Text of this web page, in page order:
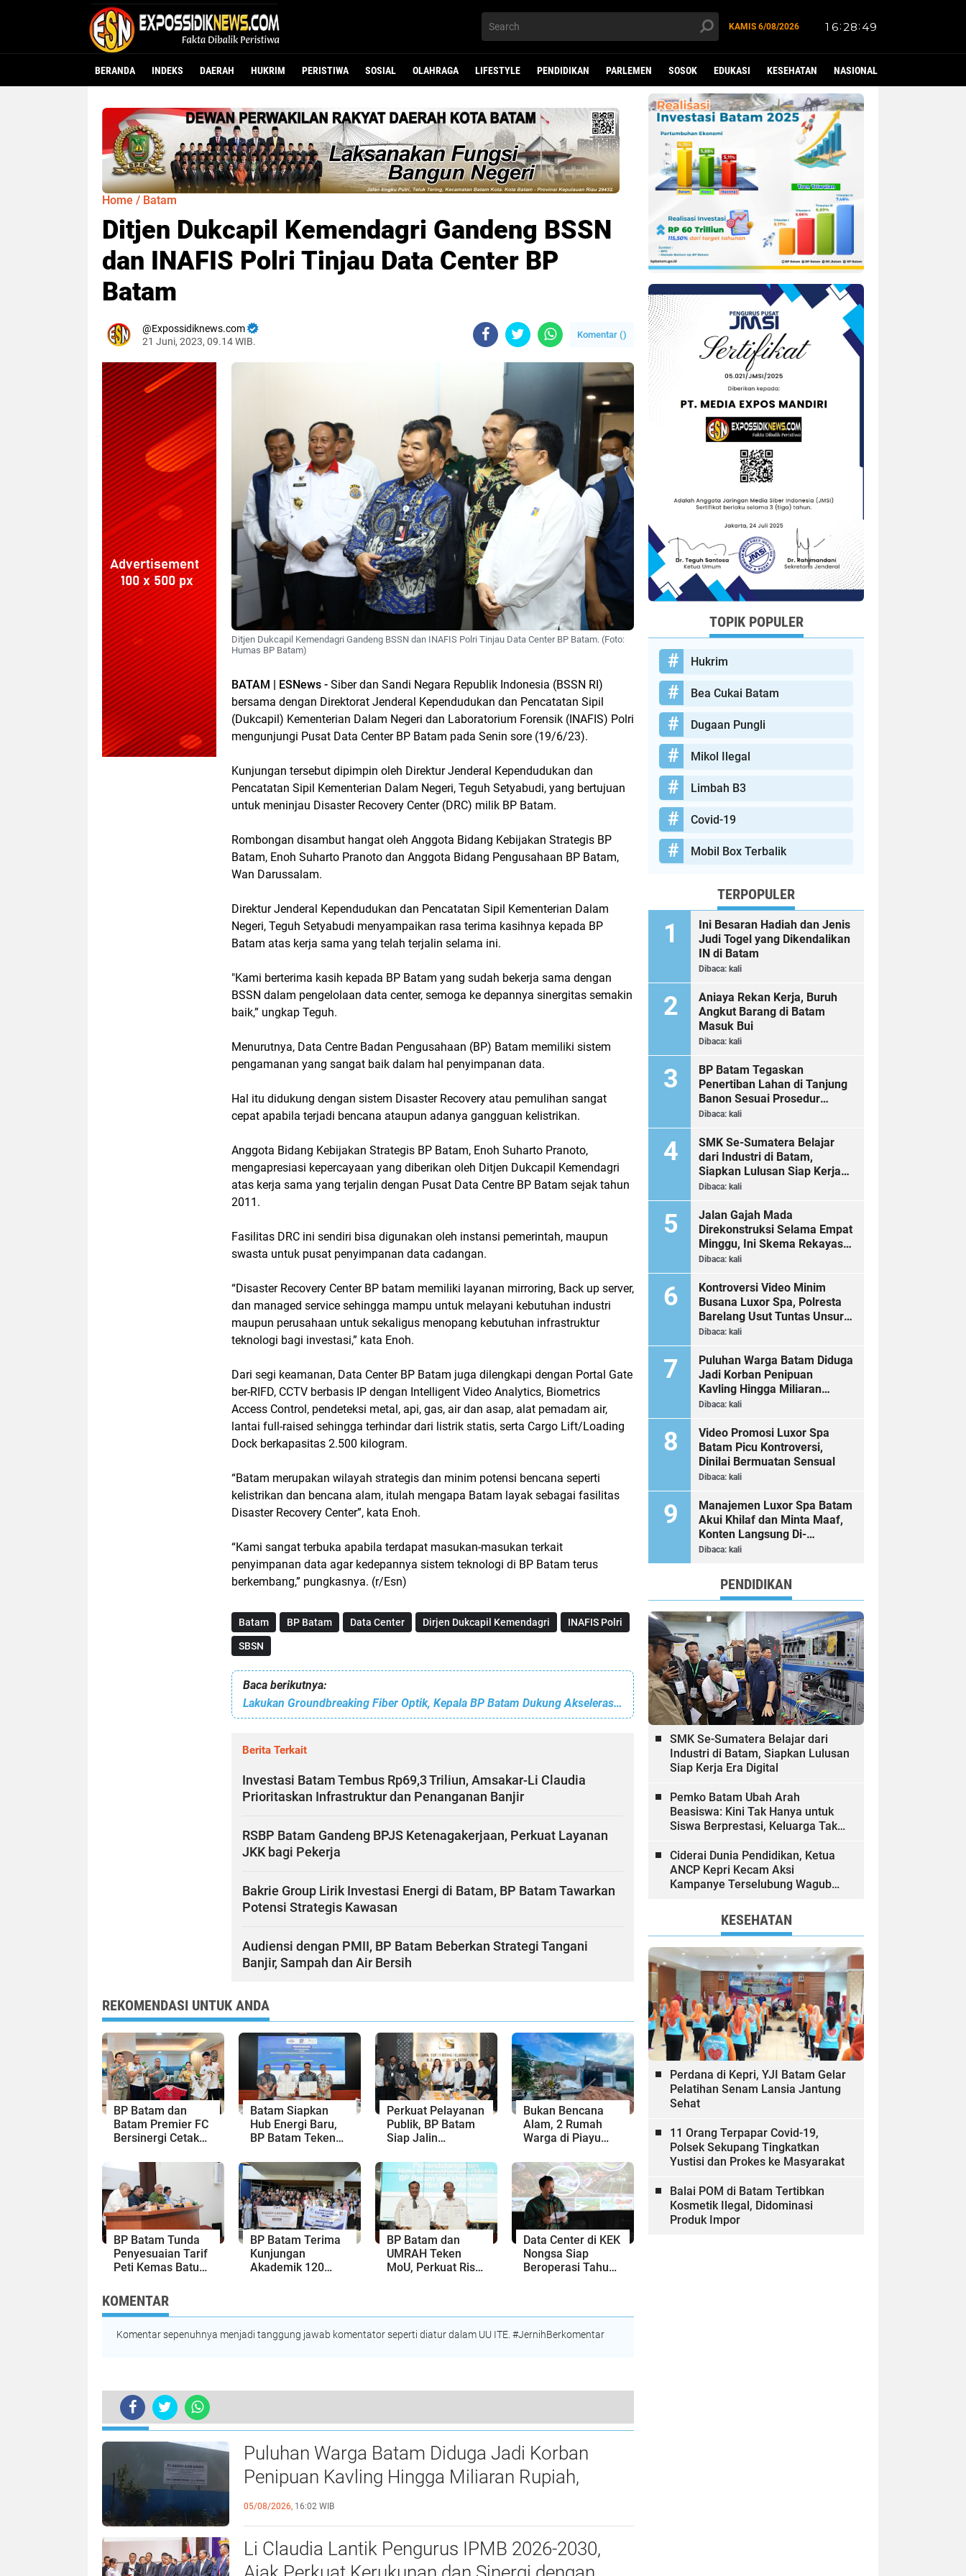
KAMIS 6/08/2026
BERANDA INDEKS DAERAH HUKRIM PERISTIWA SOSIAL OLAHRAGA LIFESTYLE PENDIDIKAN PARLEMEN SOSOK EDUKASI KESEHATAN NASIONAL
Home / Batam
Ditjen Dukcapil Kemendagri Gandeng BSSN
dan INAFIS Polri Tinjau Data Center BP
Batam
Expossidiknews.com
21 Juni, 2023, 09.14 WIB.
Komentar ()
Ditjen Dukcapil Kemendagri Gandeng BSSN dan INAFIS Polri Tinjau Data Center BP Batam. (Foto:
Humas BP Batam)
BATAM | ESNews - Siber dan Sandi Negara Republik Indonesia (BSSN RI)
bersama dengan Direktorat Jenderal Kependudukan dan Pencatatan Sipil
(Dukcapil) Kementerian Dalam Negeri dan Laboratorium Forensik (INAFIS) Polri
mengunjungi Pusat Data Center BP Batam pada Senin sore (19/6/23).
Kunjungan tersebut dipimpin oleh Direktur Jenderal Kependudukan dan
Pencatatan Sipil Kementerian Dalam Negeri, Teguh Setyabudi, yang bertujuan
untuk meninjau Disaster Recovery Center (DRC) milik BP Batam.
Rombongan disambut hangat oleh Anggota Bidang Kebijakan Strategis BP
Batam, Enoh Suharto Pranoto dan Anggota Bidang Pengusahaan BP Batam,
Wan Darussalam.
Direktur Jenderal Kependudukan dan Pencatatan Sipil Kementerian Dalam
Negeri, Teguh Setyabudi menyampaikan rasa terima kasihnya kepada BP
Batam atas kerja sama yang telah terjalin selama ini.
"Kami berterima kasih kepada BP Batam yang sudah bekerja sama dengan
BSSN dalam pengelolaan data center, semoga ke depannya sinergitas semakin
baik,” ungkap Teguh.
Menurutnya, Data Centre Badan Pengusahaan (BP) Batam memiliki sistem
pengamanan yang sangat baik dalam hal penyimpanan data.
Hal itu didukung dengan sistem Disaster Recovery atau pemulihan sangat
cepat apabila terjadi bencana ataupun adanya gangguan kelistrikan.
Anggota Bidang Kebijakan Strategis BP Batam, Enoh Suharto Pranoto,
mengapresiasi kepercayaan yang diberikan oleh Ditjen Dukcapil Kemendagri
atas kerja sama yang terjalin dengan Pusat Data Centre BP Batam sejak tahun
2011.
Fasilitas DRC ini sendiri bisa digunakan oleh instansi pemerintah, maupun
swasta untuk pusat penyimpanan data cadangan.
“Disaster Recovery Center BP batam memiliki layanan mirroring, Back up server,
dan managed service sehingga mampu untuk melayani kebutuhan industri
maupun perusahaan untuk sekaligus menopang kebutuhan infrastruktur
teknologi bagi investasi,” kata Enoh.
Dari segi keamanan, Data Center BP Batam juga dilengkapi dengan Portal Gate
ber-RIFD, CCTV berbasis IP dengan Intelligent Video Analytics, Biometrics
Access Control, pendeteksi metal, api, gas, air dan asap, alat pemadam air,
lantai full-raised sehingga terhindar dari listrik statis, serta Cargo Lift/Loading
Dock berkapasitas 2.500 kilogram.
“Batam merupakan wilayah strategis dan minim potensi bencana seperti
kelistrikan dan bencana alam, itulah mengapa Batam layak sebagai fasilitas
Disaster Recovery Center”, kata Enoh.
“Kami sangat terbuka apabila terdapat masukan-masukan terkait
penyimpanan data agar kedepannya sistem teknologi di BP Batam terus
berkembang,” pungkasnya. (r/Esn)
Batam BP Batam Data Center Dirjen Dukcapil Kemendagri INAFIS Polri
SBSN
Baca berikutnya:
Lakukan Groundbreaking Fiber Optik, Kepala BP Batam Dukung Akselerasi Ekonomi Digital
Berita Terkait
Investasi Batam Tembus Rp69,3 Triliun, Amsakar-Li Claudia
Prioritaskan Infrastruktur dan Penanganan Banjir
RSBP Batam Gandeng BPJS Ketenagakerjaan, Perkuat Layanan
JKK bagi Pekerja
Bakrie Group Lirik Investasi Energi di Batam, BP Batam Tawarkan
Potensi Strategis Kawasan
Audiensi dengan PMII, BP Batam Beberkan Strategi Tangani
Banjir, Sampah dan Air Bersih
REKOMENDASI UNTUK ANDA
BP Batam dan
Batam Premier FC
Bersinergi Cetak
Sepak Bola Kepri
Batam Siapkan
Hub Energi Baru,
BP Batam Teken
Strategis dengan
Panbil Group dan
PLN Batam
Perkuat Pelayanan
Publik, BP Batam
Siap Jalin
Kantor Bahasa
Kepri
Bukan Bencana
Alam, 2 Rumah
Warga di Piayu
Proyek Cut and Fill
BP Batam Tunda
Penyesuaian Tarif
Peti Kemas Batu
Agustus 2026
BP Batam Terima
Kunjungan
Akademik 120
Ekonomi Batam
BP Batam dan
UMRAH Teken
MoU, Perkuat Riset
Data Center di KEK
Nongsa Siap
Beroperasi Tahun
KOMENTAR
Komentar sepenuhnya menjadi tanggung jawab komentator seperti diatur dalam UU ITE. #JernihBerkomentar
Ditjen Dukcapil Kemendagri Gandeng BSSN dan INAFIS Polri Tinjau Data Center BP Batam
TERKINI
Puluhan Warga Batam Diduga Jadi Korban
Penipuan Kavling Hingga Miliaran Rupiah,
Laporan ke Polda Kepri Jalan di Tempat?
05/08/2026, 16:02 WIB
Li Claudia Lantik Pengurus IPMB 2026-2030,
TOPIK POPULER
Hukrim
Bea Cukai Batam
Dugaan Pungli
Mikol Ilegal
Limbah B3
Covid-19
Mobil Box Terbalik
TERPOPULER
Ini Besaran Hadiah dan Jenis
Judi Togel yang Dikendalikan
IN di Batam
Dibaca: kali
Aniaya Rekan Kerja, Buruh
Angkut Barang di Batam
Masuk Bui
Dibaca: kali
BP Batam Tegaskan
Penertiban Lahan di Tanjung
Banon Sesuai Prosedur
Hukum
Dibaca: kali
SMK Se-Sumatera Belajar
dari Industri di Batam,
Siapkan Lulusan Siap Kerja
Era Digital
Dibaca: kali
Jalan Gajah Mada
Direkonstruksi Selama Empat
Minggu, Ini Skema Rekayasa
Lalu Lintasnya
Dibaca: kali
Kontroversi Video Minim
Busana Luxor Spa, Polresta
Barelang Usut Tuntas Unsur
Pelanggaran Hukum
Dibaca: kali
Puluhan Warga Batam Diduga
Jadi Korban Penipuan
Kavling Hingga Miliaran
Rupiah, Laporan ke Polda
Dibaca: kali
Video Promosi Luxor Spa
Batam Picu Kontroversi,
Dinilai Bermuatan Sensual
Dibaca: kali
Manajemen Luxor Spa Batam
Akui Khilaf dan Minta Maaf,
Konten Langsung Di-
Takedown
Dibaca: kali
PENDIDIKAN
SMK Se-Sumatera Belajar dari
Industri di Batam, Siapkan Lulusan
Siap Kerja Era Digital
Pemko Batam Ubah Arah
Beasiswa: Kini Tak Hanya untuk
Siswa Berprestasi, Keluarga Tak
Dibiayai
Ciderai Dunia Pendidikan, Ketua
ANCP Kepri Kecam Aksi
Kampanye Terselubung Wagub
KESEHATAN
Perdana di Kepri, YJI Batam Gelar
Pelatihan Senam Lansia Jantung
Sehat
11 Orang Terpapar Covid-19,
Polsek Sekupang Tingkatkan
Yustisi dan Prokes ke Masyarakat
Balai POM di Batam Tertibkan
Kosmetik Ilegal, Didominasi
Produk Impor